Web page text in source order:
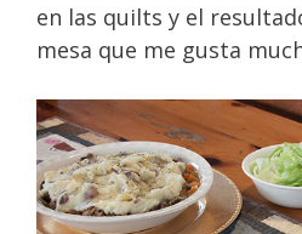
en las quilts y el
mesa que me gusta